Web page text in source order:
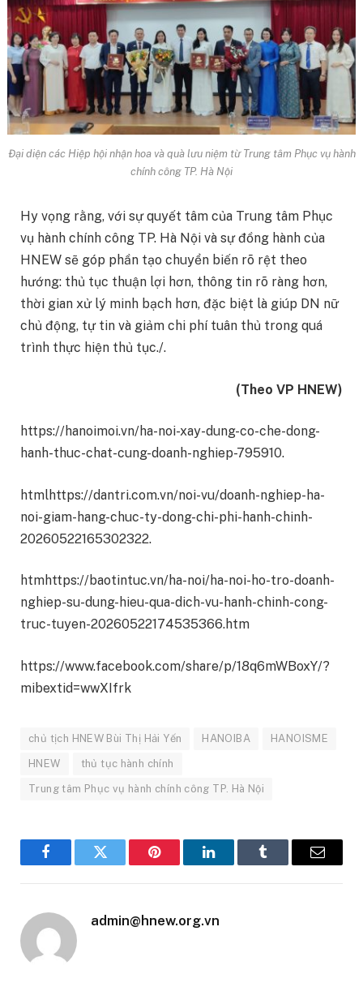
Đại diện các Hiệp hội nhận hoa và quà lưu niệm từ Trung tâm Phục vụ hành
chính công TP. Hà Nội
Hy vọng rằng, với sự quyết tâm của Trung tâm Phục
vụ hành chính công TP. Hà Nội và sự đồng hành của
HNEW sẽ góp phần tạo chuyển biến rõ rệt theo
hướng: thủ tục thuận lợi hơn, thông tin rõ ràng hơn,
thời gian xử lý minh bạch hơn, đặc biệt là giúp DN nữ
chủ động, tự tin và giảm chi phí tuân thủ trong quá
trình thực hiện thủ tục./.
(Theo VP HNEW)
https://hanoimoi.vn/ha-noi-xay-dung-co-che-dong-
hanh-thuc-chat-cung-doanh-nghiep-795910.
htmlhttps://dantri.com.vn/noi-vu/doanh-nghiep-ha-
noi-giam-hang-chuc-ty-dong-chi-phi-hanh-chinh-
20260522165302322.
htmhttps://baotintuc.vn/ha-noi/ha-noi-ho-tro-doanh-
nghiep-su-dung-hieu-qua-dich-vu-hanh-chinh-cong-
truc-tuyen-20260522174535366.htm
https://www.facebook.com/share/p/18q6mWBoxY/?
mibextid=wwXIfrk
chủ tịch HNEW Bùi Thị Hải Yến HANOIBA HANOISME
HNEW thủ tục hành chính
Trung tâm Phục vụ hành chính công TP. Hà Nội
FacebookTwitter Pinterest LinkedInTumblr Email
admin@hnew.org.vn